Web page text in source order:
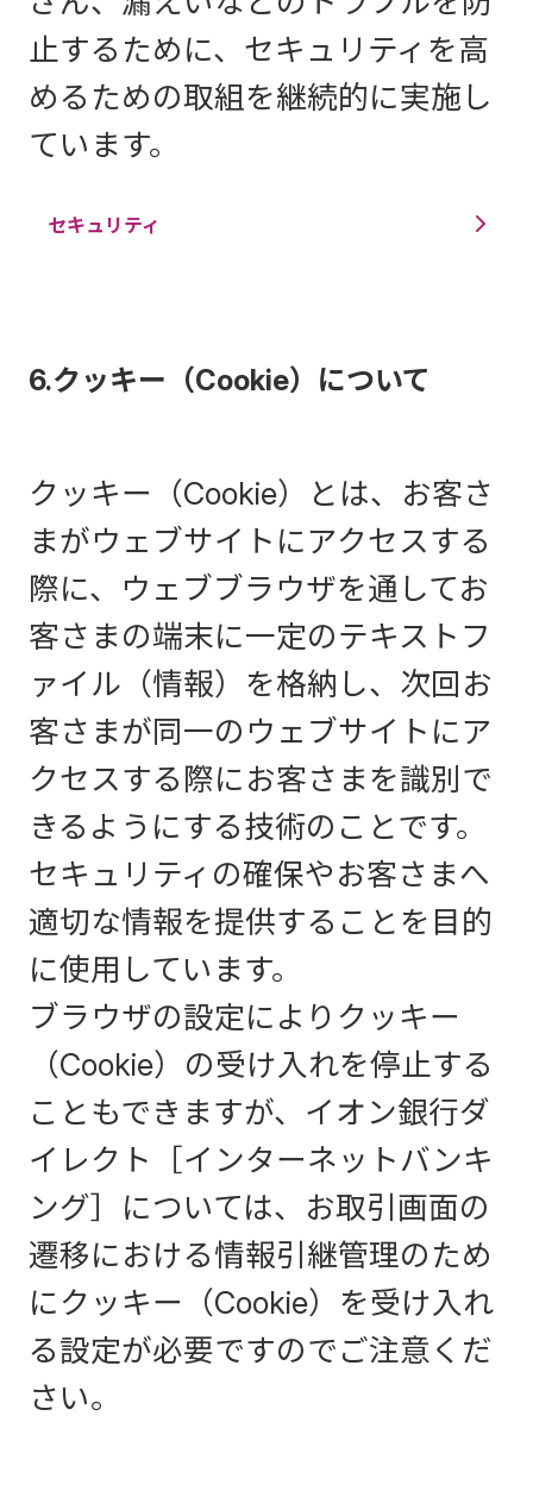
止するために、セキュリティを高
めるための取組を継続的に実施し
ています。
セキュリティ
6.クッキー（Cookie）について
クッキー（Cookie）とは、お客さ
まがウェブサイトにアクセスする
際に、ウェブブラウザを通してお
客さまの端末に一定のテキストフ
ァイル（情報）を格納し、次回お
客さまが同一のウェブサイトにア
クセスする際にお客さまを識別で
きるようにする技術のことです。
セキュリティの確保やお客さまへ
適切な情報を提供することを目的
に使用しています。
ブラウザの設定によりクッキー
（Cookie）の受け入れを停止する
こともできますが、イオン銀行ダ
イレクト［インターネットバンキ
ング］については、お取引画面の
遷移における情報引継管理のため
にクッキー（Cookie）を受け入れ
る設定が必要ですのでご注意くだ
さい。